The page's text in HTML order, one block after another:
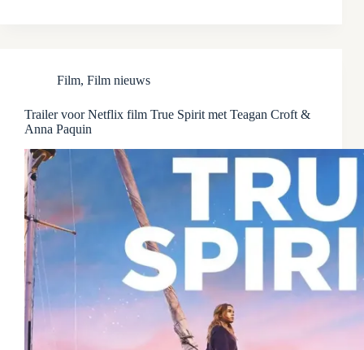
Film, Film nieuws
Trailer voor Netflix film True Spirit met Teagan Croft &
Anna Paquin